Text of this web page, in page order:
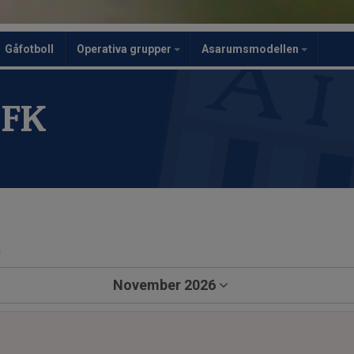
Gåfotboll Operativa grupper Asarumsmodellen
November 2026